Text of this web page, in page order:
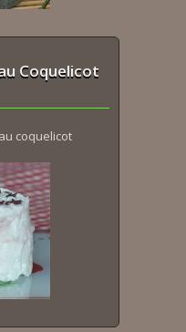
Coquelicot
coquelicot